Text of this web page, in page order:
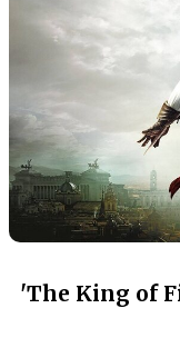
'The King of